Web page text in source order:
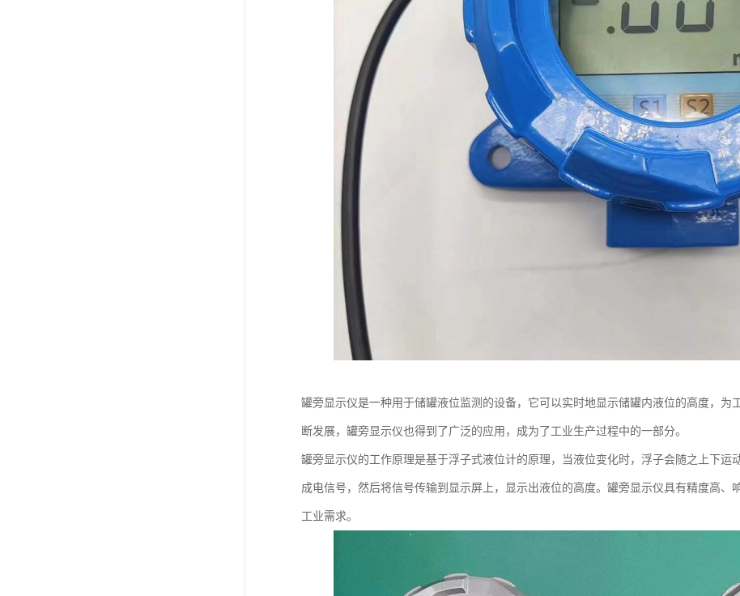
罐旁显示仪是一种用于储罐液位监测的设备，它可以实时地显示储罐内液位的高度，为
断发展，罐旁显示仪也得到了广泛的应用，成为了工业生产过程中的一部分。
罐旁显示仪的工作原理是基于浮子式液位计的原理，当液位变化时，浮子会随之上下运
成电信号，然后将信号传输到显示屏上，显示出液位的高度。罐旁显示仪具有精度高、
工业需求。